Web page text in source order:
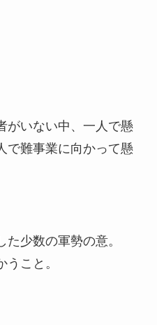
がいない中、一人で懸
で難事業に向かって懸
た少数の軍勢の意。
うこと。